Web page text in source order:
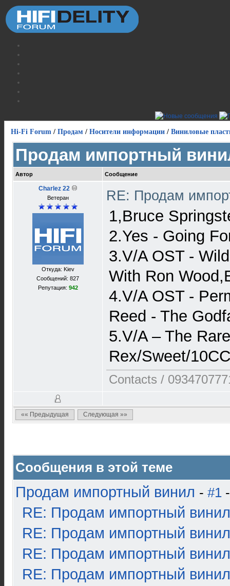
Hi-Fi Forum / Продам / Носители информации / Виниловые
Продам импортный
Автор Сообщение
Charlez 22
Ветеран
Откуда: Kiev
Сообщений: 827
Репутация: 942
RE: Продам
1,Bruce
2.Yes - Going
3.V/A OST -
With Ron
4.V/A OST -
Reed - The
5.V/A – The
Rex/Sweet/
Contacts /
«« Предыдущая Следующая »»
Сообщения в этой теме
Продам импортный винил - #1
RE: Продам импортный винил
RE: Продам импортный винил
RE: Продам импортный винил
RE: Продам импортный винил